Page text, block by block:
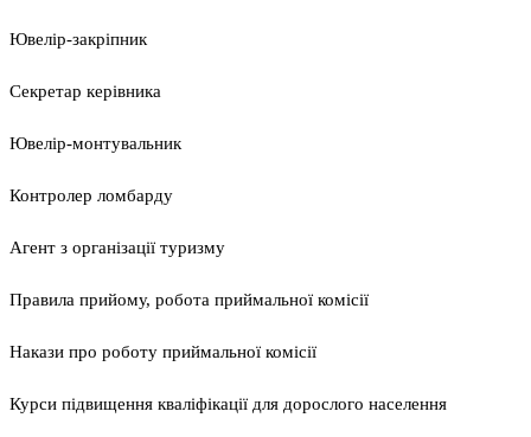
Ювелір-закріпник
Секретар керівника
Ювелір-монтувальник
Контролер ломбарду
Агент з організації туризму
Правила прийому, робота приймальної комісії
Накази про роботу приймальної комісії
Курси підвищення кваліфікації для дорослого населення